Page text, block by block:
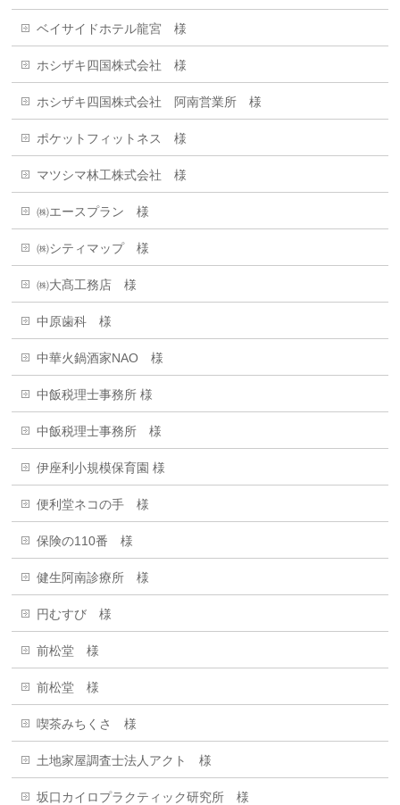
ベイサイドホテル龍宮 様
ホシザキ四国株式会社 様
ホシザキ四国株式会社 阿南営業所 様
ポケットフィットネス 様
マツシマ林工株式会社 様
㈱エースプラン 様
㈱シティマップ 様
㈱大髙工務店 様
中原歯科 様
中華火鍋酒家NAO 様
中飯税理士事務所 様
中飯税理士事務所 様
伊座利小規模保育園 様
便利堂ネコの手 様
保険の110番 様
健生阿南診療所 様
円むすび 様
前松堂 様
前松堂 様
喫茶みちくさ 様
土地家屋調査士法人アクト 様
坂口カイロプラクティック研究所 様